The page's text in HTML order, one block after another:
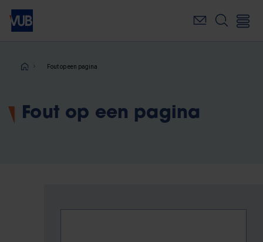
Overslaan
naar
inhoudKruimelpad
Fout op een pagina
Fout op een pagina